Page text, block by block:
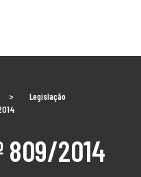
>
Legislação
809/2014